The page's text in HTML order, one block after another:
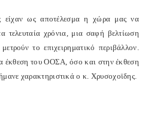
είχαν ως αποτέλεσμα η χώρα μας να
τελευταία χρόνια, μια σαφή βελτίωση
το επιχειρηματικό περιβάλλον.
έκθεση του ΟΟΣΑ, όσο και στην έκθεση
χαρακτηριστικά ο κ. Χρυσοχοϊδης.